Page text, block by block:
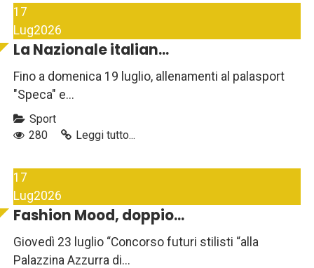
17
Lug2026
La Nazionale italian...
Fino a domenica 19 luglio, allenamenti al palasport
"Speca" e...
Sport
280
Leggi tutto...
17
Lug2026
Fashion Mood, doppio...
Giovedì 23 luglio “Concorso futuri stilisti “alla
Palazzina Azzurra di...